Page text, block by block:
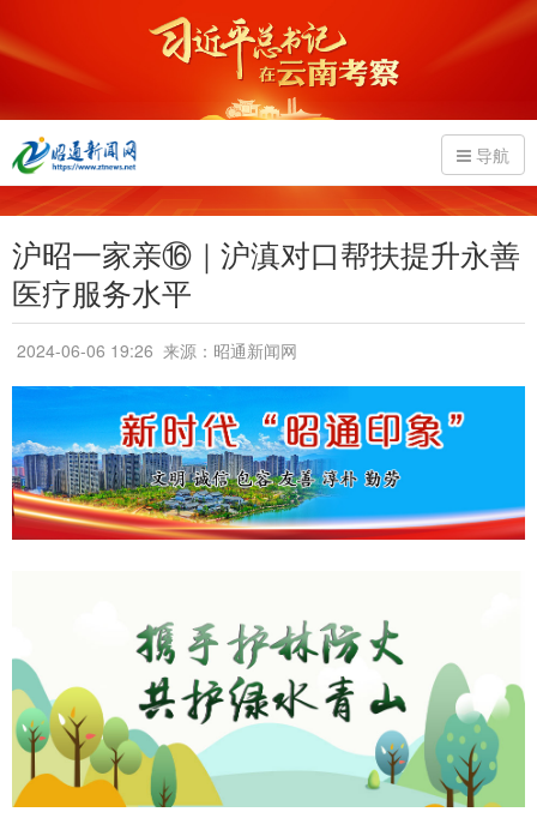
导航
沪昭一家亲⑯｜沪滇对口帮扶提升永善
医疗服务水平
2024-06-06 19:26 来源：昭通新闻网